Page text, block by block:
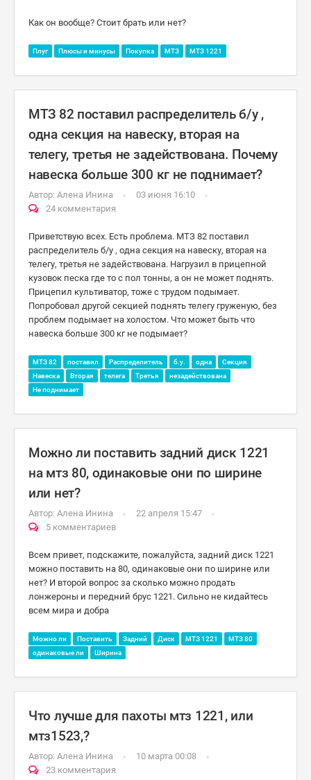
Как он вообще? Стоит брать или нет?
Плуг Плюсы и минусы Покупка МТЗ МТЗ 1221
МТЗ 82 поставил распределитель б/у ,
одна секция на навеску, вторая на
телегу, третья не задействована. Почему
навеска больше 300 кг не поднимает?
Автор: Алена Инина
03 июня 16:10
24 комментария
Приветствую всех. Есть проблема. МТЗ 82 поставил
распределитель б/у , одна секция на навеску, вторая на
телегу, третья не задействована. Нагрузил в прицепной
кузовок песка где то с пол тонны, а он не может поднять.
Прицепил культиватор, тоже с трудом подымает.
Попробовал другой секцией поднять телегу груженую, без
проблем подымает на холостом. Что может быть что
навеска больше 300 кг не подымает?
МТЗ 82 поставил Распределитель б.у. одна
Секция
Навеска
Вторая телега Третья
незадействована
Не поднимает
Можно ли поставить задний диск 1221
на мтз 80, одинаковые они по ширине
или нет?
Автор: Алена Инина
22 апреля 15:47
5 комментариев
Всем привет, подскажите, пожалуйста, задний диск 1221
можно поставить на 80, одинаковые они по ширине или
нет? И второй вопрос за сколько можно продать
лонжероны и передний брус 1221. Сильно не кидайтесь
всем мира и добра
Можно ли Поставить Задний Диск МТЗ 1221
МТЗ 80
одинаковые ли
Ширина
Что лучше для пахоты мтз 1221, или
мтз1523,?
Автор: Алена Инина
10 марта 00:08
23 комментария